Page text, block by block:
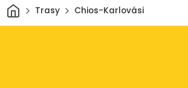
DomTrasy Chios-Karlovási